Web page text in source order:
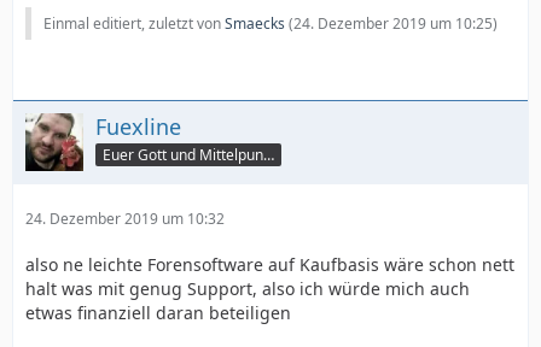
Einmal editiert, zuletzt vonSmaecks (24. Dezember 2019 um 10:25)
Fuexline
Euer Gott und Mittelpunkt
24. Dezember 2019 um 10:32
also ne leichte Forensoftware auf Kaufbasis wäre schon nett
halt was mit genug Support, also ich würde mich auch
etwas finanziell daran beteiligen